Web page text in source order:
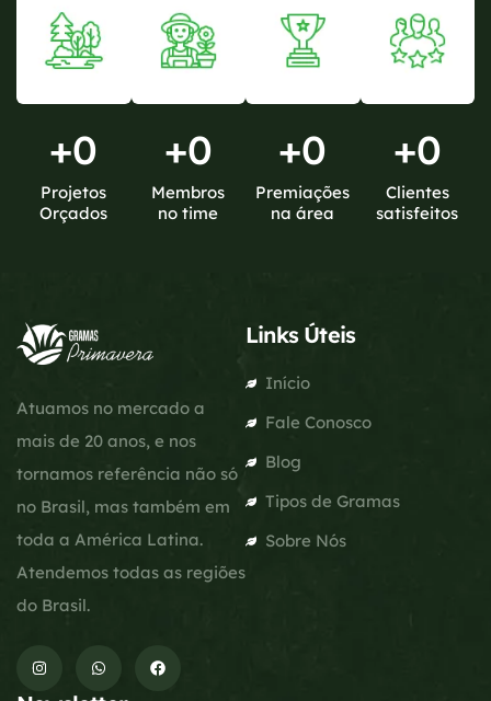
+0
Projetos
Orçados
+0
Membros
no time
+0
Premiações
na área
+0
Clientes
satisfeitos
Atuamos no mercado a
mais de 20 anos, e nos
tornamos referência não só
no Brasil, mas também em
toda a América Latina.
Atendemos todas as regiões
do Brasil.
Links Úteis
Início
Fale Conosco
Blog
Tipos de Gramas
Sobre Nós